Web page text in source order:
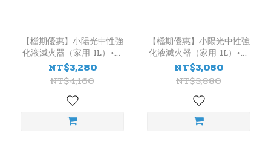
纖
(2)
【檔期優惠】小陽光中性強
化液滅火器（家用 1L）+偵
煙/定溫式火災警報器｜正德
防火
NT$3,280
NT$4,160
【檔期優惠】小陽光中性強
化液滅火器（家用 1L）+精
緻型防煙/防火面罩(吐氣閥)
｜正德防火
NT$3,080
NT$3,880